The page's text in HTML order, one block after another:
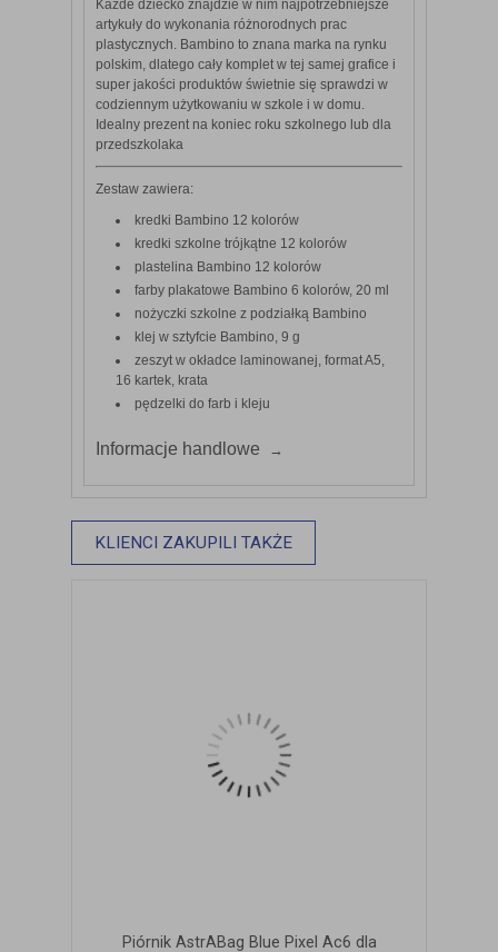
Każde dziecko znajdzie w nim najpotrzebniejsze
artykuły do wykonania różnorodnych prac
plastycznych. Bambino to znana marka na rynku
polskim, dlatego cały komplet w tej samej grafice i
super jakości produktów świetnie się sprawdzi w
codziennym użytkowaniu w szkole i w domu.
Idealny prezent na koniec roku szkolnego lub dla
przedszkolaka
Zestaw zawiera:
kredki Bambino 12 kolorów
kredki szkolne trójkątne 12 kolorów
plastelina Bambino 12 kolorów
farby plakatowe Bambino 6 kolorów, 20 ml
nożyczki szkolne z podziałką Bambino
klej w sztyfcie Bambino, 9 g
zeszyt w okładce laminowanej, format A5,
16 kartek, krata
pędzelki do farb i kleju
Informacje handlowe
KLIENCI ZAKUPILI TAKŻE
Piórnik AstrABag Blue Pixel Ac6 dla